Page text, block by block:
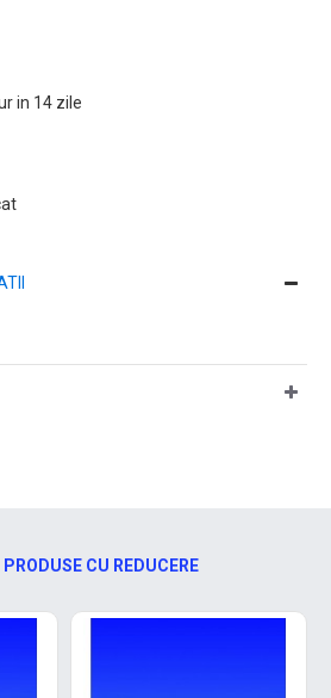
in 14 zile
PRODUSE CU REDUCERE